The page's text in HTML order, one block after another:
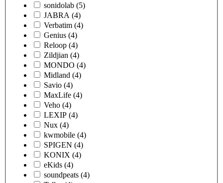
sonidolab (5)
JABRA (4)
Verbatim (4)
Genius (4)
Reloop (4)
Zildjian (4)
MONDO (4)
Midland (4)
Savio (4)
MaxLife (4)
Veho (4)
LEXIP (4)
Nux (4)
kwmobile (4)
SPIGEN (4)
KONIX (4)
eKids (4)
soundpeats (4)